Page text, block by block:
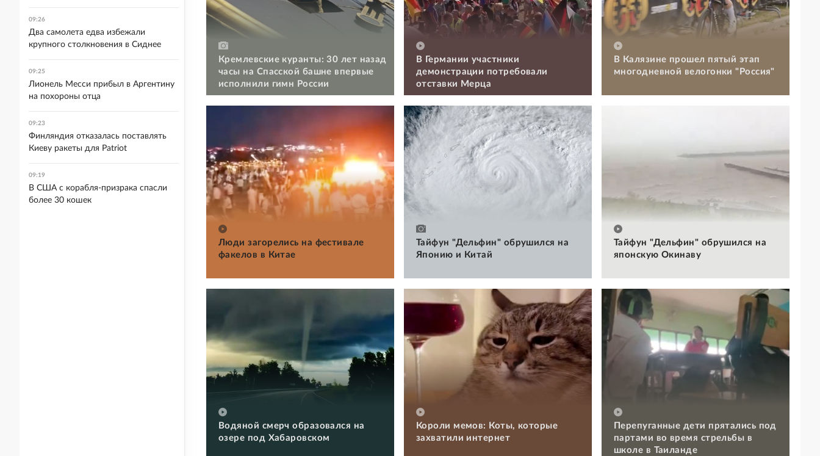
Кремлевские куранты: 30 лет назад
часы на Спасской башне впервые
исполнили гимн России
В Германии участники
демонстрации потребовали
отставки Мерца
В Калязине прошел пятый этап
многодневной велогонки "Россия"
Люди загорелись на фестивале
факелов в Китае
Тайфун "Дельфин" обрушился на
Японию и Китай
Тайфун "Дельфин" обрушился на
японскую Окинаву
Водяной смерч образовался на
озере под Хабаровском
Короли мемов: Коты, которые
захватили интернет
Перепуганные дети прятались под
партами во время стрельбы в
школе в Таиланде
09:26
Два самолета едва избежали
крупного столкновения в Сиднее
09:25
Лионель Месси прибыл в Аргентину
на похороны отца
09:23
Финляндия отказалась поставлять
Киеву ракеты для Patriot
09:19
В США с корабля-призрака спасли
более 30 кошек